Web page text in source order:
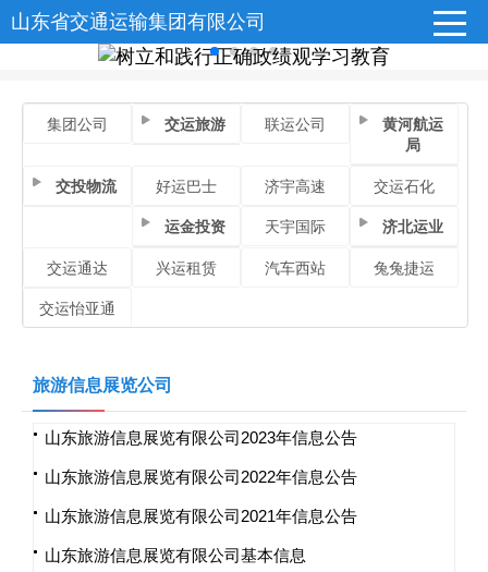
山东省交通运输集团有限公司
集团公司 交运旅游 联运公司
黄河航运
局
交投物流
好运巴士 济宇高速
交运石化
运金投资
天宇国际
济北运业
交运通达
兴运租赁 汽车西站
兔兔捷运
交运怡亚通
旅游信息展览公司
山东旅游信息展览有限公司2023年信息公告
山东旅游信息展览有限公司2022年信息公告
山东旅游信息展览有限公司2021年信息公告
山东旅游信息展览有限公司基本信息